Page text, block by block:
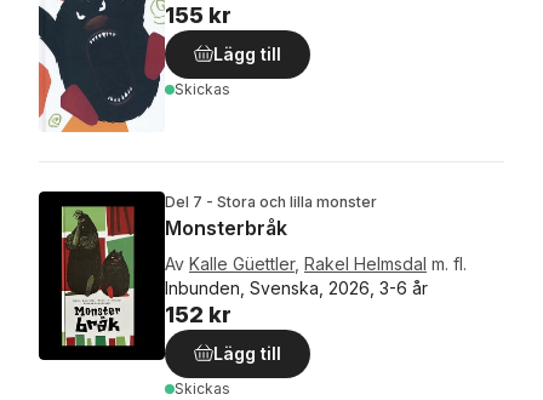
155 kr
Lägg till
Skickas
Del 7 - Stora och lilla monster
Monsterbråk
Av Kalle Güettler, Rakel Helmsdal m. fl.
Inbunden, Svenska, 2026, 3-6 år
152 kr
Lägg till
Skickas